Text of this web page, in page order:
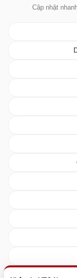
Cập nhật